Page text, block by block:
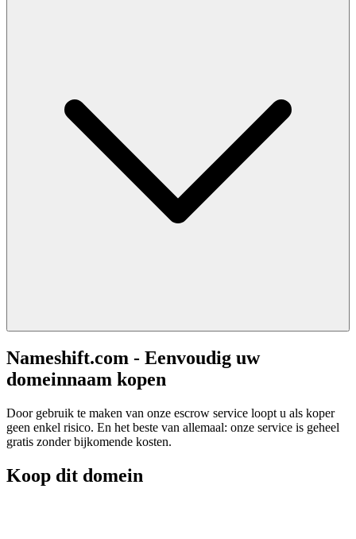
Nameshift.com - Eenvoudig uw
domeinnaam kopen
Door gebruik te maken van onze escrow service loopt u als koper
geen enkel risico. En het beste van allemaal: onze service is geheel
gratis zonder bijkomende kosten.
Koop dit domein